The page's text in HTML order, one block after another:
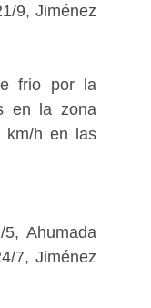
9, Jiménez
frio por la
en la zona
km/h en las
Ahumada
7, Jiménez